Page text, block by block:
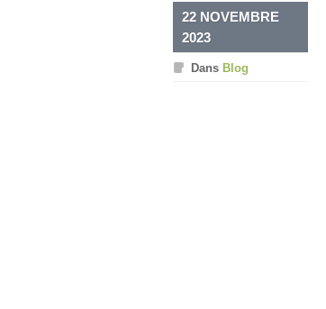
22 NOVEMBRE
2023
Dans Blog